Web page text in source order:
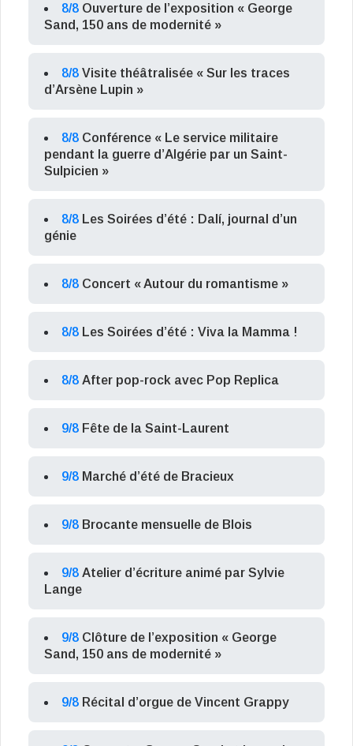
8/8 Ouverture de l’exposition « George
Sand, 150 ans de modernité »
8/8 Visite théâtralisée « Sur les traces
d’Arsène Lupin »
8/8 Conférence « Le service militaire
pendant la guerre d’Algérie par un Saint-
Sulpicien »
8/8 Les Soirées d’été : Dalí, journal d’un
génie
8/8 Concert « Autour du romantisme »
8/8 Les Soirées d’été : Viva la Mamma !
8/8 After pop-rock avec Pop Replica
9/8 Fête de la Saint-Laurent
9/8 Marché d’été de Bracieux
9/8 Brocante mensuelle de Blois
9/8 Atelier d’écriture animé par Sylvie
Lange
9/8 Clôture de l’exposition « George
Sand, 150 ans de modernité »
9/8 Récital d’orgue de Vincent Grappy